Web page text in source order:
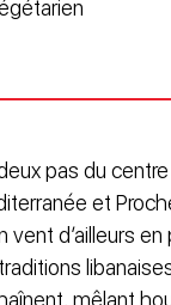
pas du
et
vent d’ailleurs
mêlant